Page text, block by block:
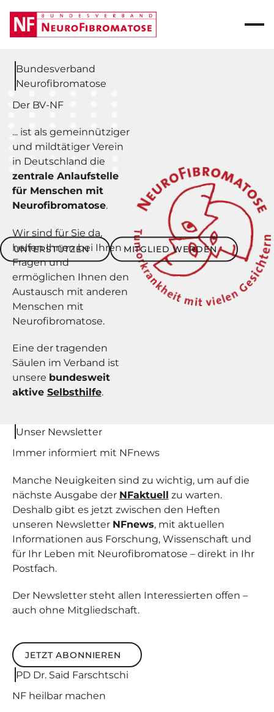
Bundesverband
Neurofibromatose
Der BV-NF
... ist als gemeinnütziger
und mildtätiger Verein
in Deutschland die
zentrale Anlaufstelle
für Menschen mit
Neurofibromatose.
Wir sind für Sie da,
helfen Ihnen bei Ihren
Fragen und
ermöglichen Ihnen den
Austausch mit anderen
Menschen mit
Neurofibromatose.
Eine der tragenden
Säulen im Verband ist
unsere bundesweit
aktive Selbsthilfe.
Unterstützen
UNTERSTÜTZEN Mitglied werden
MITGLIED WERDEN
Unser Newsletter
Immer informiert mit NFnews
Manche Neuigkeiten sind zu wichtig, um auf die
nächste Ausgabe der NFaktuell zu warten.
Deshalb gibt es jetzt zwischen den Heften
unseren Newsletter NFnews, mit aktuellen
Informationen aus Forschung, Wissenschaft und
für Ihr Leben mit Neurofibromatose – direkt in Ihr
Postfach.
Der Newsletter steht allen Interessierten offen –
auch ohne Mitgliedschaft.
Jetzt abonnieren
JETZT ABONNIEREN
PD Dr. Said Farschtschi
NF heilbarmachen